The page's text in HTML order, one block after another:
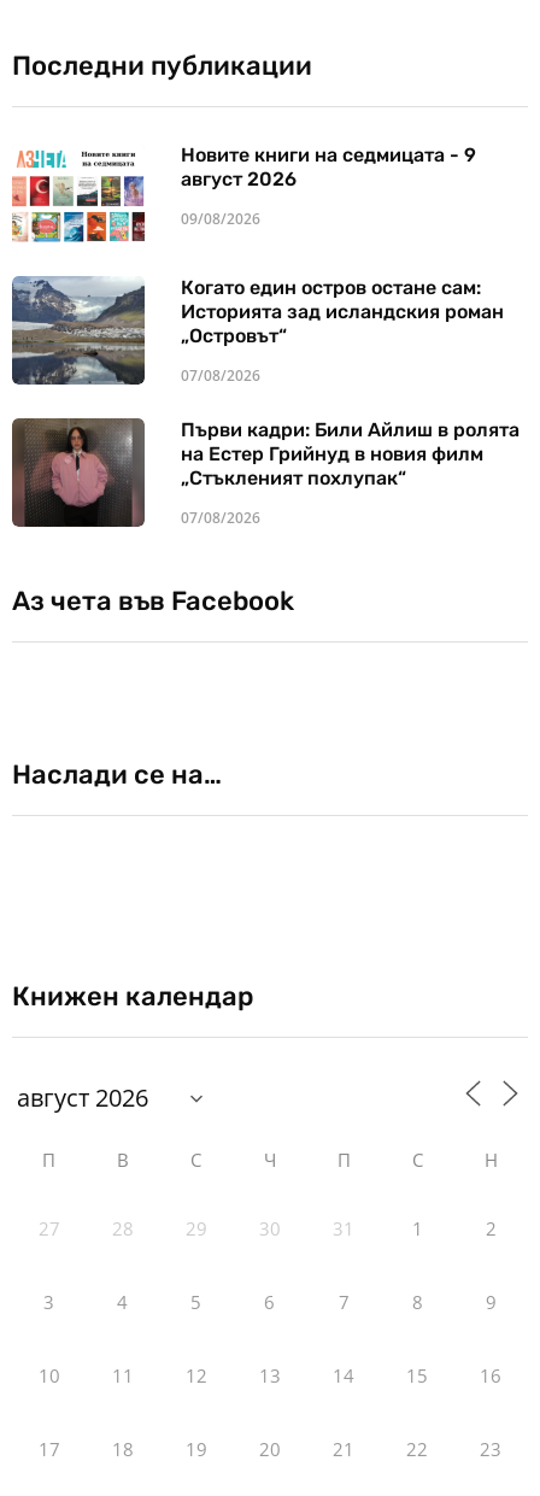
Последни публикации
Новите книги на седмицата - 9
август 2026
09/08/2026
Когато един остров остане сам:
Историята зад исландския роман
„Островът“
07/08/2026
Първи кадри: Били Айлиш в ролята
на Естер Грийнуд в новия филм
„Стъкленият похлупак“
07/08/2026
Аз чета във Facebook
Наслади се на…
Книжен календар
П В С Ч П С Н
27 28 29 30 31 1 2
3 4 5 6 7 8 9
10 11 12 13 14 15 16
17 18 19 20 21 22 23